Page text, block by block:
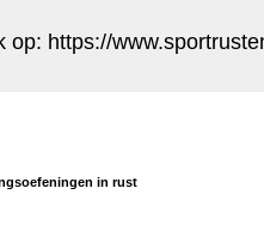
op: https://
in rust